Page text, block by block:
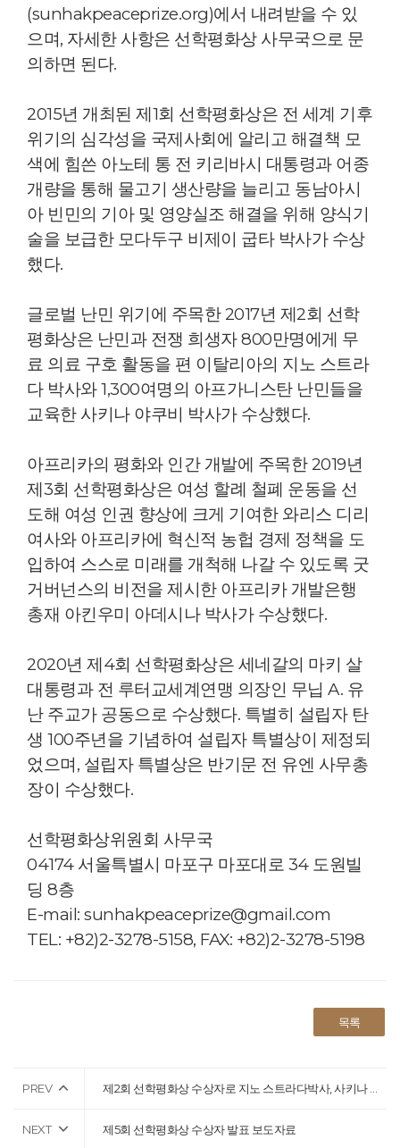
(sunhakpeaceprize.org)에서 내려받을 수 있
으며, 자세한 사항은 선학평화상 사무국으로 문
의하면 된다.
2015년 개최된 제1회 선학평화상은 전 세계 기후
위기의 심각성을 국제사회에 알리고 해결책 모
색에 힘쓴 아노테 통 전 키리바시 대통령과 어종
개량을 통해 물고기 생산량을 늘리고 동남아시
아 빈민의 기아 및 영양실조 해결을 위해 양식기
술을 보급한 모다두구 비제이 굽타 박사가 수상
했다.
글로벌 난민 위기에 주목한 2017년 제2회 선학
평화상은 난민과 전쟁 희생자 800만명에게 무
료 의료 구호 활동을 편 이탈리아의 지노 스트라
다 박사와 1,300여명의 아프가니스탄 난민들을
교육한 사키나 야쿠비 박사가 수상했다.
아프리카의 평화와 인간 개발에 주목한 2019년
제3회 선학평화상은 여성 할례 철폐 운동을 선
도해 여성 인권 향상에 크게 기여한 와리스 디리
여사와 아프리카에 혁신적 농헙 경제 정책을 도
입하여 스스로 미래를 개척해 나갈 수 있도록 굿
거버넌스의 비전을 제시한 아프리카 개발은행
총재 아킨우미 아데시나 박사가 수상했다.
2020년 제4회 선학평화상은 세네갈의 마키 살
대통령과 전 루터교세계연맹 의장인 무닙 A. 유
난 주교가 공동으로 수상했다. 특별히 설립자 탄
생 100주년을 기념하여 설립자 특별상이 제정되
었으며, 설립자 특별상은 반기문 전 유엔 사무총
장이 수상했다.
선학평화상위원회 사무국
04174 서울특별시 마포구 마포대로 34 도원빌
딩 8층
E-mail: sunhakpeaceprize@gmail.com
TEL: +82)2-3278-5158, FAX: +82)2-3278-5198
목록
PREV
NEXT 제5회 선학평화상 수상자 발표 보도자료